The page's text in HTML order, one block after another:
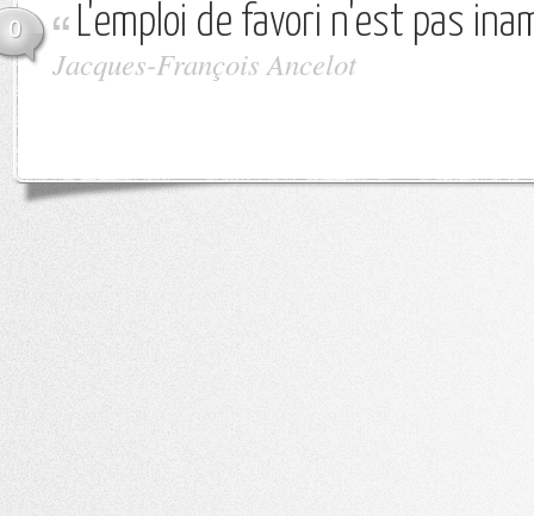
0 L'emploi de favori n'est pas
Jacques-François Ancelot